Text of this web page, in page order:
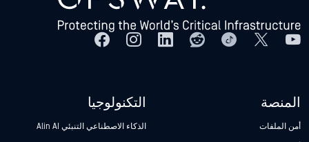
المنصة
أمن الملفات
التكنولوجيا
الذكاء الاصطناعي التنبئي Alin AI